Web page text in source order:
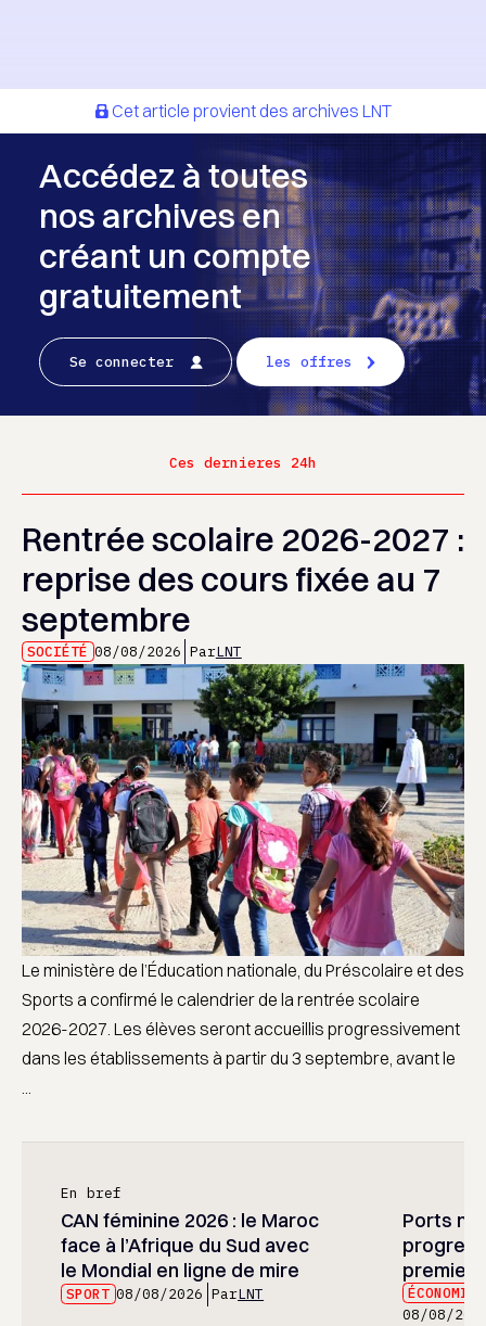
Cet article provient des archives LNT
Accédez à toutes
nos archives en
créant un compte
gratuitement
Se connecter les offres
Ces dernieres 24h
Rentrée scolaire 2026-2027 :
reprise des cours fixée au 7
septembre
SOCIÉTÉ 08/08/2026 ParLNT
Le ministère de l’Éducation nationale, du Préscolaire et des
Sports a confirmé le calendrier de la rentrée scolaire
2026-2027. Les élèves seront accueillis progressivement
dans les établissements à partir du 3 septembre, avant le
En bref
CAN féminine 2026 : le Maroc
face à l’Afrique du Sud avec
le Mondial en ligne de mire
SPORT 08/08/2026 ParLNT
Ports
premier
08/08/